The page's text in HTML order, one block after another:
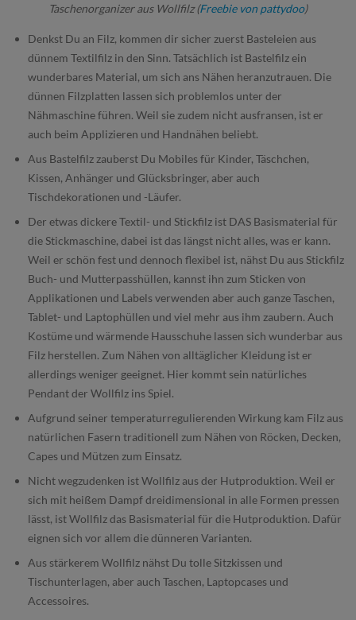
Taschenorganizer aus Wollfilz (Freebie von pattydoo)
Denkst Du an Filz, kommen dir sicher zuerst Basteleien aus
dünnem Textilfilz in den Sinn. Tatsächlich ist Bastelfilz ein
wunderbares Material, um sich ans Nähen heranzutrauen. Die
dünnen Filzplatten lassen sich problemlos unter der
Nähmaschine führen. Weil sie zudem nicht ausfransen, ist er
auch beim Applizieren und Handnähen beliebt.
Aus Bastelfilz zauberst Du Mobiles für Kinder, Täschchen,
Kissen, Anhänger und Glücksbringer, aber auch
Tischdekorationen und -Läufer.
Der etwas dickere Textil- und Stickfilz ist DAS Basismaterial für
die Stickmaschine, dabei ist das längst nicht alles, was er kann.
Weil er schön fest und dennoch flexibel ist, nähst Du aus Stickfilz
Buch- und Mutterpasshüllen, kannst ihn zum Sticken von
Applikationen und Labels verwenden aber auch ganze Taschen,
Tablet- und Laptophüllen und viel mehr aus ihm zaubern. Auch
Kostüme und wärmende Hausschuhe lassen sich wunderbar aus
Filz herstellen. Zum Nähen von alltäglicher Kleidung ist er
allerdings weniger geeignet. Hier kommt sein natürliches
Pendant der Wollfilz ins Spiel.
Aufgrund seiner temperaturregulierenden Wirkung kam Filz aus
natürlichen Fasern traditionell zum Nähen von Röcken, Decken,
Capes und Mützen zum Einsatz.
Nicht wegzudenken ist Wollfilz aus der Hutproduktion. Weil er
sich mit heißem Dampf dreidimensional in alle Formen pressen
lässt, ist Wollfilz das Basismaterial für die Hutproduktion. Dafür
eignen sich vor allem die dünneren Varianten.
Aus stärkerem Wollfilz nähst Du tolle Sitzkissen und
Tischunterlagen, aber auch Taschen, Laptopcases und
Accessoires.